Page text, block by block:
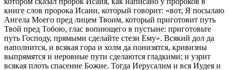
книге слов пророка Исаии, который говорит: «вот, Я посылаю
Ангела Моего пред лицем Твоим, который приготовит путь
Твой пред Тобою, глас вопиющего в пустыне: приготовьте
путь Господу, прямыми сделайте стези Ему». Всякий дол да
наполнится, и всякая гора и холм да понизятся, кривизны
выпрямятся и неровные пути сделаются гладкими; и узрит
всякая плоть спасение Божие. Тогда Иерусалим и вся Иудея и